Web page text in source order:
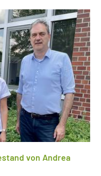
von Andrea